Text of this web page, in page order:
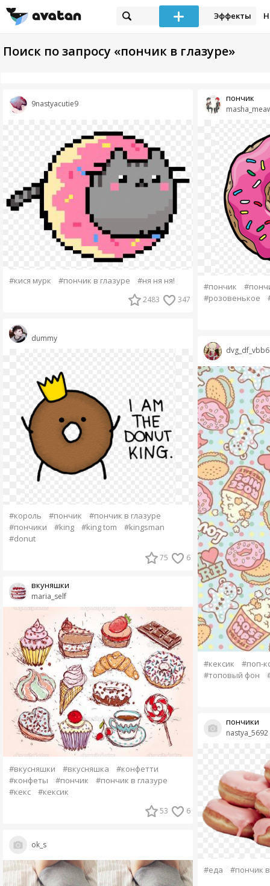
Эффекты
Поиск по запросу «пончик в глазуре»
9nastyacutie9
#кися мурк #пончик в глазуре #ня ня ня!
2483 347
dummy
#король #пончик
#пончик в глазуре
#пончики
#king #king tom
#kingsman
#donut
75 6
maria_self
вкуняшки
#вкусняшки #вкусняшка
#конфетти
#конфеты
#пончик
#пончик в глазуре
#кекс
#кексик
53 6
ok_s
пончик
#пончик
#розовенькое
dvg_df_vbb6
#кексик
#поп-
#топовый фон
nastya_5692
пончики
#еда #пончик